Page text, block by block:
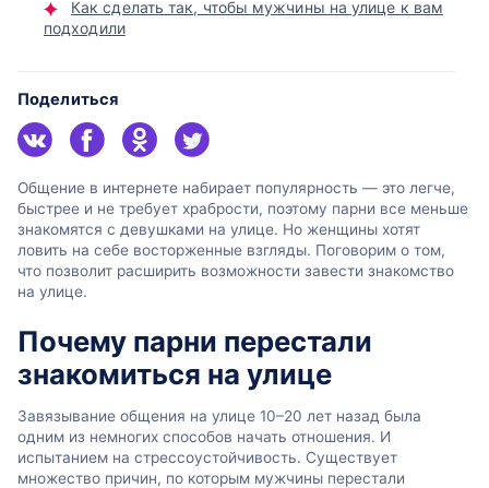
Как сделать так, чтобы мужчины на улице к вам
подходили
Поделиться
Общение в интернете набирает популярность — это легче,
быстрее и не требует храбрости, поэтому парни все меньше
знакомятся с девушками на улице. Но женщины хотят
ловить на себе восторженные взгляды. Поговорим о том,
что позволит расширить возможности завести знакомство
на улице.
Почему парни перестали
знакомиться на улице
Завязывание общения на улице 10–20 лет назад была
одним из немногих способов начать отношения. И
испытанием на стрессоустойчивость. Существует
множество причин, по которым мужчины перестали